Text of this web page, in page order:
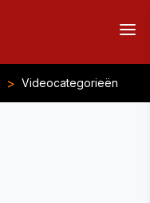
> Videocategorieën